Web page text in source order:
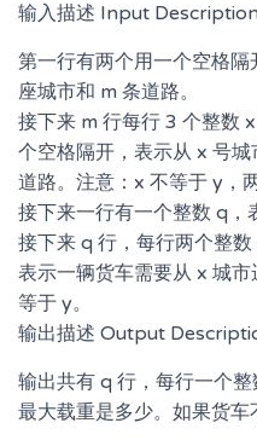
输入描述 Input
第一行有两个用一个空格
座城市和 m 条道路。
接下来 m 行每行 3 个整数
个空格隔开，表示从 x 号
道路。注意：x 不等于 y，
接下来一行有一个整数 q，
接下来 q 行，每行两个整
表示一辆货车需要从 x 城
等于 y。
输出描述 Output
输出共有 q 行，每行一个
最大载重是多少。如果货车